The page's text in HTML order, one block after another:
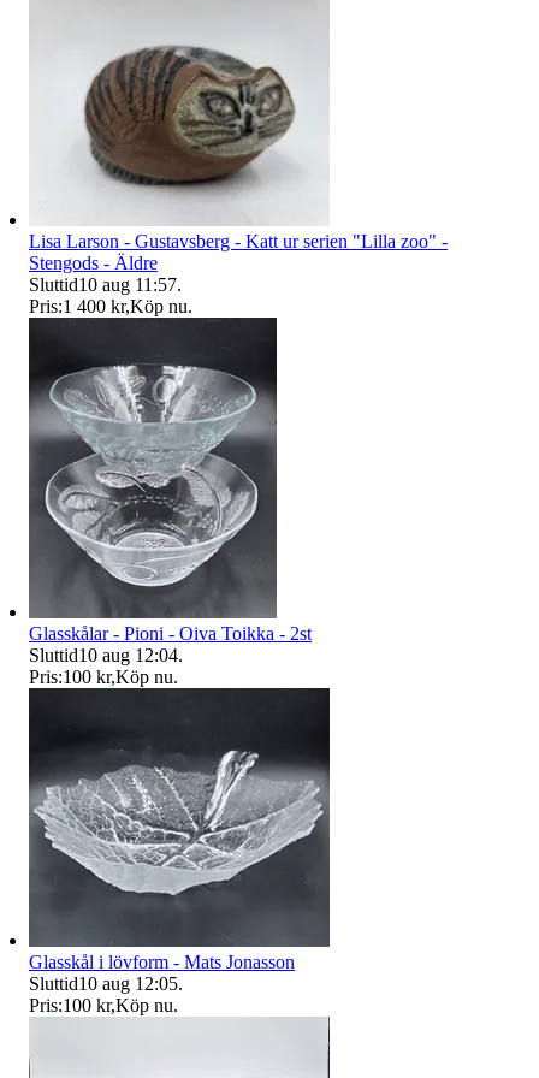
Lisa Larson - Gustavsberg - Katt ur serien "Lilla zoo" -
Stengods - Äldre
Sluttid10 aug 11:57.
Pris:1 400 kr,Köp nu.
Glasskålar - Pioni - Oiva Toikka - 2st
Sluttid10 aug 12:04.
Pris:100 kr,Köp nu.
Glasskål i lövform - Mats Jonasson
Sluttid10 aug 12:05.
Pris:100 kr,Köp nu.